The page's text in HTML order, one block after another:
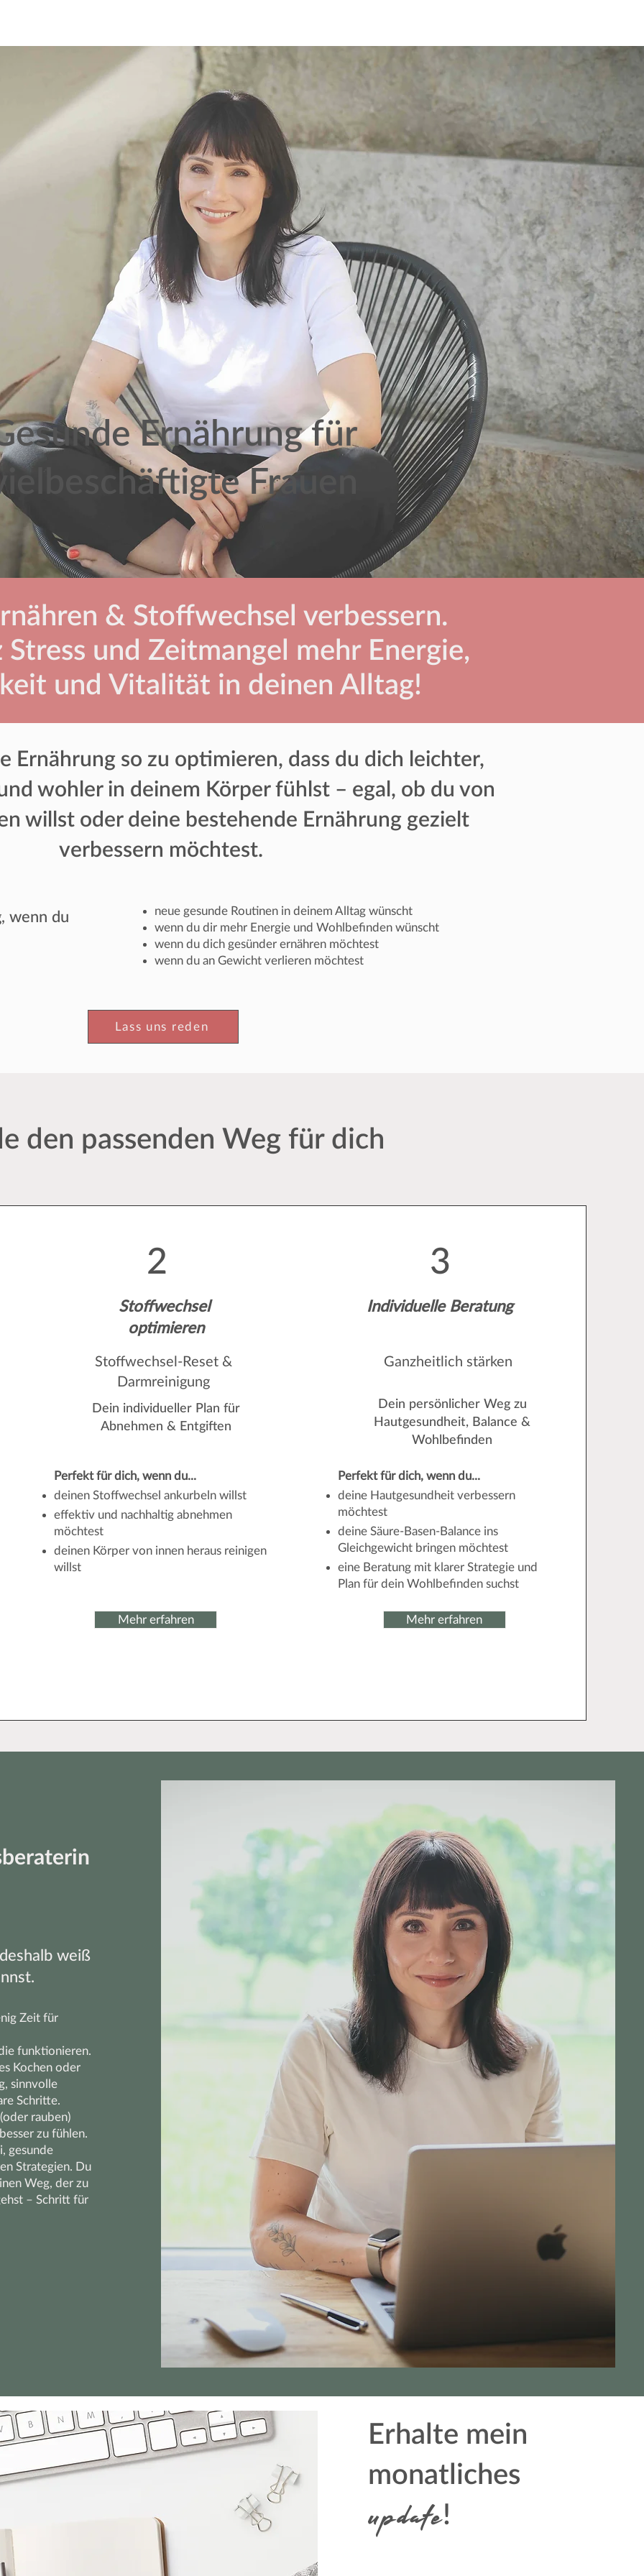
Ernährung für
Frauen
& Stoffwechsel verbessern.
und Zeitmangel mehr Energie,
und Vitalität in deinen Alltag!
Ernährung so zu optimieren, dass du dich leichter,
wohler in deinem Körper fühlst – egal, ob du von
willst oder deine bestehende Ernährung gezielt
verbessern möchtest.
wenn du
neue gesunde Routinen in deinem Alltag wünscht
wenn du dir mehr Energie und Wohlbefinden wünscht
wenn du dich gesünder ernähren möchtest
wenn du an Gewicht verlieren möchtest
Lass uns reden
den passenden Weg für dich
2
Stoffwechsel
optimieren
Stoffwechsel-Reset &
Darmreinigung
Dein individueller Plan für
Abnehmen & Entgiften
Perfekt für dich, wenn du...
deinen Stoffwechsel ankurbeln willst
effektiv und nachhaltig abnehmen
möchtest
deinen Körper von innen heraus reinigen
willst
Mehr erfahren
3
Individuelle Beratung
Ganzheitlich stärken
Dein persönlicher Weg zu
Hautgesundheit, Balance &
Wohlbefinden
Perfekt für dich, wenn du...
deine Hautgesundheit verbessern
möchtest
deine Säure-Basen-Balance ins
Gleichgewicht bringen möchtest
eine Beratung mit klarer Strategie und
Plan für dein Wohlbefinden suchst
Mehr erfahren
weiß
Zeit für
funktionieren.
Kochen oder
sinnvolle
Schritte.
rauben)
zu fühlen.
gesunde
Strategien. Du
Weg, der zu
– Schritt für
Erhalte mein
monatliches
update!